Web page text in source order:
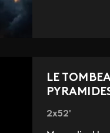
LE
2x52'